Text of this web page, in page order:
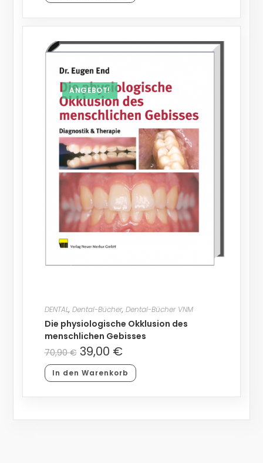
ANGEBOT!
DENTAL, Dental-Bücher, Dental-Bücher VNM
Die physiologische Okklusion des
menschlichen Gebisses
70,90€ 39,00 €
In den Warenkorb